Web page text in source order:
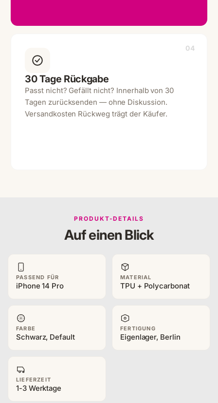
04
30 Tage Rückgabe
Passt nicht? Gefällt nicht? Innerhalb von 30
Tagen zurücksenden — ohne Diskussion.
Versandkosten Rückweg trägt der Käufer.
PRODUKT-DETAILS
Auf einen Blick
PASSEND FÜR
iPhone 14 Pro
MATERIAL
TPU + Polycarbonat
FARBE
Schwarz, Default
FERTIGUNG
Eigenlager, Berlin
LIEFERZEIT
1-3 Werktage